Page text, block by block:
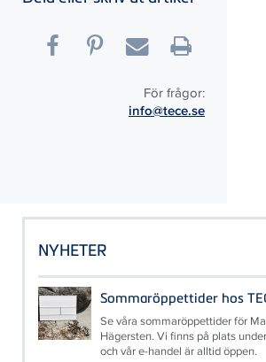
För frågor:
info@tece.se
NYHETER
Sommaröppettider hos
Se våra sommaröppettider för
Hägersten. Vi finns på plats
och vår e-handel är alltid öppen.